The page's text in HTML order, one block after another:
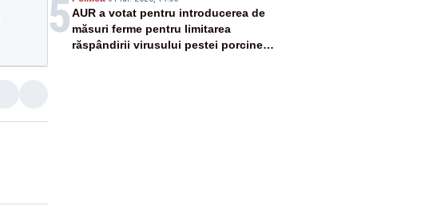
5AUR a votat pentru introducerea de
măsuri ferme pentru limitarea
răspândirii virusului pestei porcine